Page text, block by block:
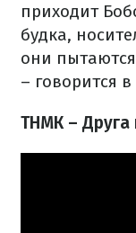
приходит
будка,
они
– говорится
ТНМК – Друга